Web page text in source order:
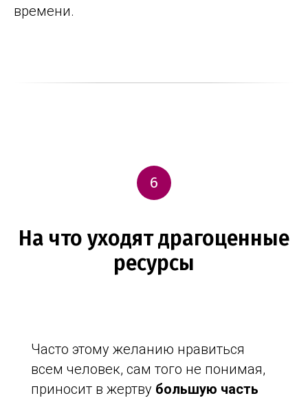
времени.
6
На что уходят драгоценные
ресурсы
Часто этому желанию нравиться
всем человек, сам того не понимая,
приносит в жертву большую часть